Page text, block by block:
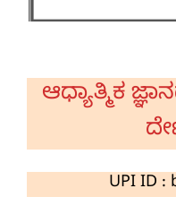
ಆಧ್ಯಾತ್ಮಿಕ
UPI ID :